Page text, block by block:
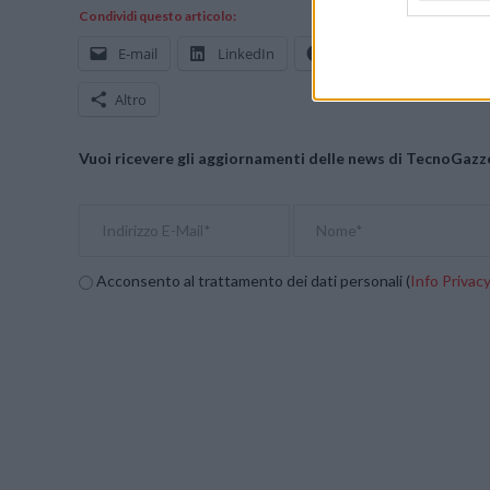
Condividi questo articolo:
E-mail LinkedIn
Altro
Vuoi ricevere gli aggiornamenti delle news di
Acconsento al trattamento dei dati personali (Info Privacy